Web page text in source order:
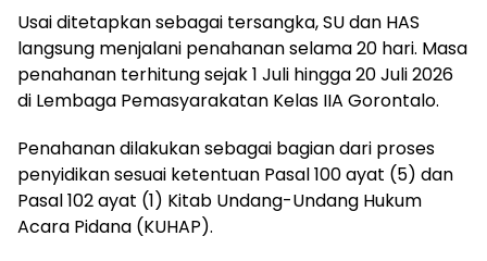
Usai ditetapkan sebagai tersangka, SU dan HAS
langsung menjalani penahanan selama 20 hari. Masa
penahanan terhitung sejak 1 Juli hingga 20 Juli 2026
di Lembaga Pemasyarakatan Kelas IIA Gorontalo.
Penahanan dilakukan sebagai bagian dari proses
penyidikan sesuai ketentuan Pasal 100 ayat (5) dan
Pasal 102 ayat (1) Kitab Undang-Undang Hukum
Acara Pidana (KUHAP).